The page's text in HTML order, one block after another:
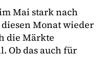
Mai stark nach
Monat wieder
die Märkte
Ob das auch für